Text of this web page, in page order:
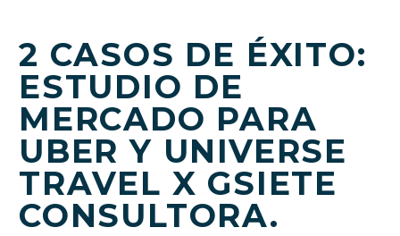
2 CASOS DE ÉXITO:
ESTUDIO DE
MERCADO PARA
UBER Y UNIVERSE
TRAVEL X GSIETE
CONSULTORA.